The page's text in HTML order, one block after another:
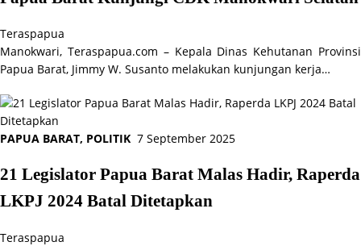
Teraspapua
Manokwari, Teraspapua.com – Kepala Dinas Kehutanan Provinsi
Papua Barat, Jimmy W. Susanto melakukan kunjungan kerja…
PAPUA BARAT, POLITIK 7 September 2025
21 Legislator Papua Barat Malas Hadir, Raperda
LKPJ 2024 Batal Ditetapkan
Teraspapua